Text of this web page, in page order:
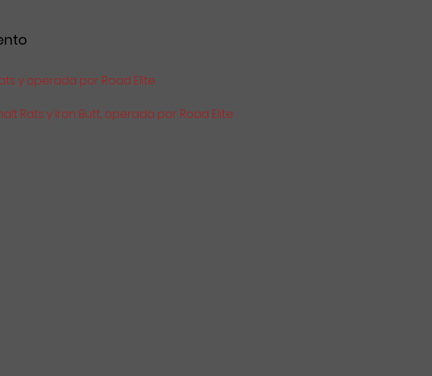
y operada por Road Elite
Rats y Iron Butt, operada por Road Elite